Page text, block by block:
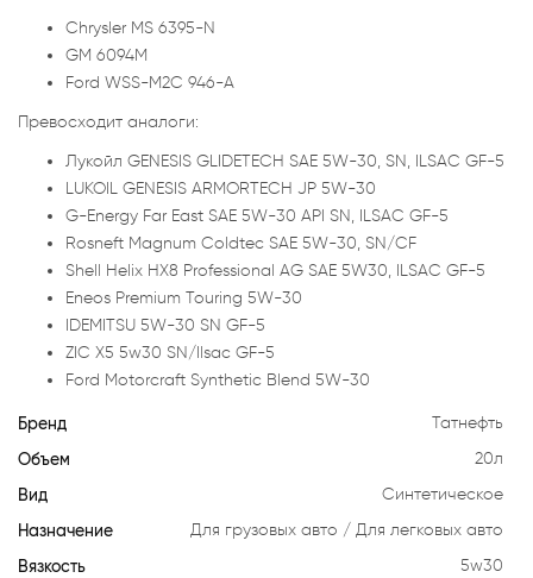
Chrysler MS 6395-N
GM 6094M
Ford WSS-M2C 946-A
Превосходит аналоги:
Лукойл GENESIS GLIDETECH SAE 5W-30, SN, ILSAC GF-5
LUKOIL GENESIS ARMORTECH JP 5W-30
G-Energy Far East SAE 5W-30 API SN, ILSAC GF-5
Rosneft Magnum Coldtec SAE 5W-30, SN/CF
Shell Helix HX8 Professional AG SAE 5W30, ILSAC GF-5
Eneos Premium Touring 5W-30
IDEMITSU 5W-30 SN GF-5
ZIC X5 5w30 SN/Ilsac GF-5
Ford Motorcraft Synthetic Blend 5W-30
Бренд Татнефть
Объем 20л
Вид Синтетическое
Назначение Для грузовых авто Для легковых авто
Вязкость 5w30